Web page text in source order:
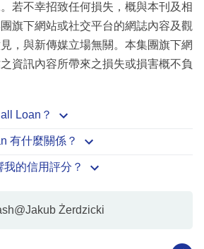
若不幸招致任何損失，概與本刊及相
旗下網站或社交平台的網誌內容及觀
，與新傳媒立場無關。本集團旗下網
資訊內容所帶來之損失或損害概不負
Loan？
有什麼關係？
的信用評分？
Żerdzicki